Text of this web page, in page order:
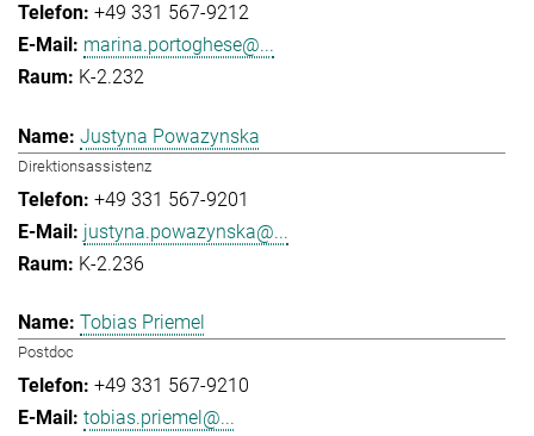
+49 331 567-9212
marina.portoghese@...
K-2.232
Justyna Powazynska
Direktionsassistenz
+49 331 567-9201
justyna.powazynska@...
K-2.236
Tobias Priemel
Postdoc
+49 331 567-9210
tobias.priemel@...